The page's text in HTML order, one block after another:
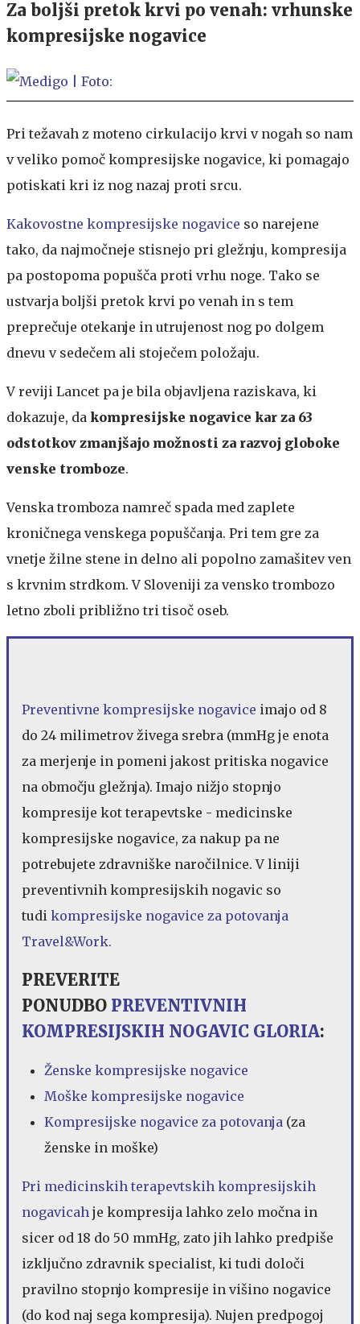
Za boljši pretok krvi po venah: vrhunske
kompresijske nogavice
Pri težavah z moteno cirkulacijo krvi v nogah so nam
v veliko pomoč kompresijske nogavice, ki pomagajo
potiskati kri iz nog nazaj proti srcu.
Kakovostne kompresijske nogavice so narejene
tako, da najmočneje stisnejo pri gležnju, kompresija
pa postopoma popušča proti vrhu noge. Tako se
ustvarja boljši pretok krvi po venah in s tem
preprečuje otekanje in utrujenost nog po dolgem
dnevu v sedečem ali stoječem položaju.
V reviji Lancet pa je bila objavljena raziskava, ki
dokazuje, da kompresijske nogavice kar za 63
odstotkov zmanjšajo možnosti za razvoj globoke
venske tromboze.
Venska tromboza namreč spada med zaplete
kroničnega venskega popuščanja. Pri tem gre za
vnetje žilne stene in delno ali popolno zamašitev ven
s krvnim strdkom. V Sloveniji za vensko trombozo
letno zboli približno tri tisoč oseb.
Preventivne kompresijske nogavice imajo od 8
do 24 milimetrov živega srebra (mmHg je enota
za merjenje in pomeni jakost pritiska nogavice
na območju gležnja). Imajo nižjo stopnjo
kompresije kot terapevtske - medicinske
kompresijske nogavice, za nakup pa ne
potrebujete zdravniške naročilnice. V liniji
preventivnih kompresijskih nogavic so
tudi kompresijske nogavice za potovanja
Travel&Work.
PREVERITE
PONUDBO PREVENTIVNIH
KOMPRESIJSKIH NOGAVIC GLORIA:
Ženske kompresijske nogavice
Moške kompresijske nogavice
Kompresijske nogavice za potovanja (za
ženske in moške)
Pri medicinskih terapevtskih kompresijskih
nogavicah je kompresija lahko zelo močna in
sicer od 18 do 50 mmHg, zato jih lahko predpiše
izključno zdravnik specialist, ki tudi določi
pravilno stopnjo kompresije in višino nogavice
(do kod naj sega kompresija). Nujen predpogoj